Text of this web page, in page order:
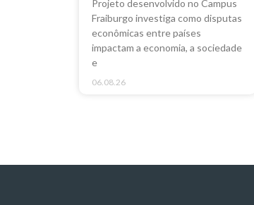
Projeto desenvolvido no Campus
Fraiburgo investiga como disputas
econômicas entre países
impactam a economia, a sociedade
e
06.08.26